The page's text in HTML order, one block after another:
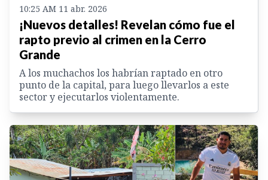
10:25 AM 11 abr. 2026
¡Nuevos detalles! Revelan cómo fue el
rapto previo al crimen en la Cerro
Grande
A los muchachos los habrían raptado en otro
punto de la capital, para luego llevarlos a este
sector y ejecutarlos violentamente.